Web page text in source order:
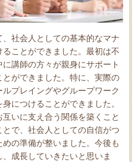
、社会人としての基本的なマナ
ことができました。最初は不
講師の方々が親身にサポート
ができました。特に、実際の
プレイングやグループワーク
につけることができました。
いに支え合う関係を築くこと
で、社会人としての自信がつ
の準備が整いました。今後も
成長していきたいと思いま